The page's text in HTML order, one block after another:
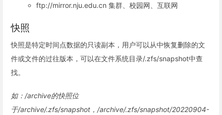
ftp://mirror.nju.edu.cn 集群、校园网、互联网
快照
快照是特定时间点数据的只读副本，用户可以从中恢复删除的文
件或文件的过往版本，可以在文件系统目录/.zfs/snapshot中查
找。
如：/archive的快照位
于/archive/.zfs/snapshot，/archive/.zfs/snapshot/20220904-